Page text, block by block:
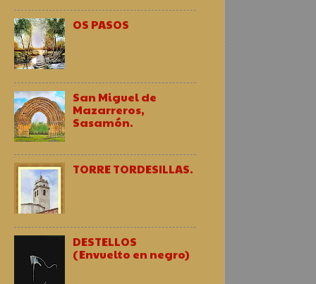
OS PASOS
San Miguel de
Mazarreros,
Sasamón.
TORRE TORDESILLAS.
DESTELLOS
(Envuelto en negro)